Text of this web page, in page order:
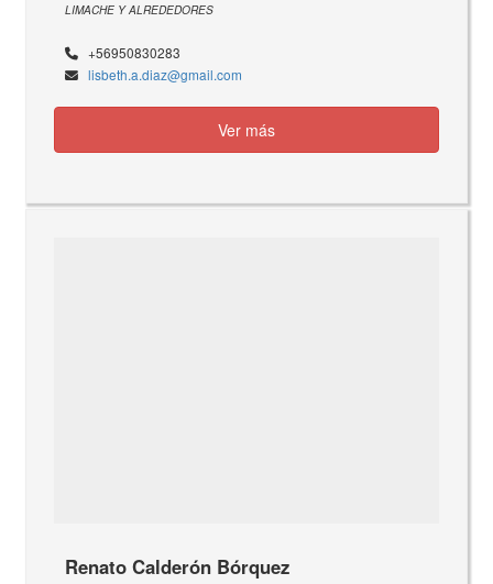
LIMACHE Y ALREDEDORES
+56950830283
lisbeth.a.diaz@gmail.com
Ver más
Renato Calderón Bórquez